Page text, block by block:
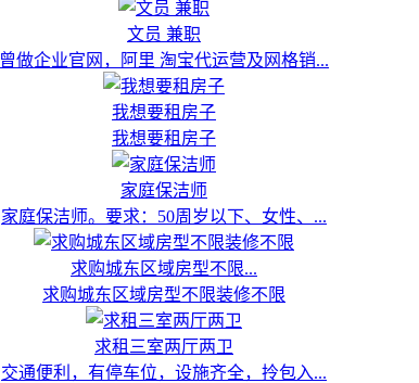
文员 兼职
曾做企业官网，阿里 淘宝代运营及网格销...
我想要租房子
我想要租房子
家庭保洁师
家庭保洁师。要求：50周岁以下、女性、...
求购城东区域房型不限...
求购城东区域房型不限装修不限
求租三室两厅两卫
交通便利，有停车位，设施齐全，拎包入...